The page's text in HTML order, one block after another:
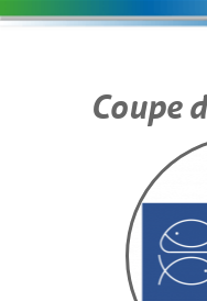
Coupe